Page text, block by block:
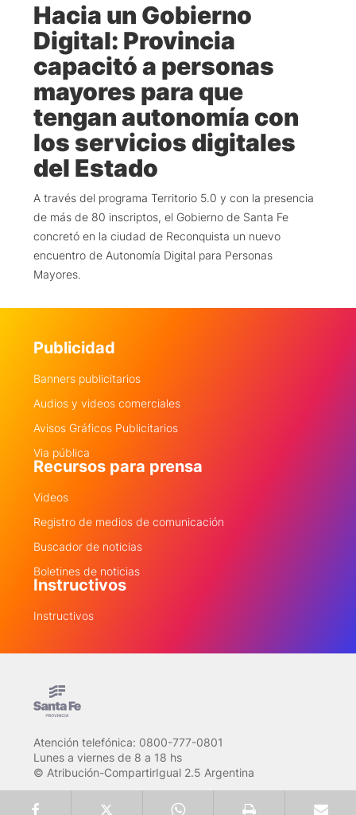
Hacia un Gobierno
Digital: Provincia
capacitó a personas
mayores para que
tengan autonomía con
los servicios digitales
del Estado
A través del programa Territorio 5.0 y con la presencia
de más de 80 inscriptos, el Gobierno de Santa Fe
concretó en la ciudad de Reconquista un nuevo
encuentro de Autonomía Digital para Personas
Mayores.
Publicidad
Banners publicitarios
Audios y videos comerciales
Avisos Gráficos Publicitarios
Via pública
Recursos para prensa
Videos
Registro de medios de comunicación
Buscador de noticias
Boletines de noticias
Instructivos
Instructivos
Atención telefónica: 0800-777-0801
Lunes a viernes de 8 a 18 hs
© Atribución-CompartirIgual 2.5 Argentina